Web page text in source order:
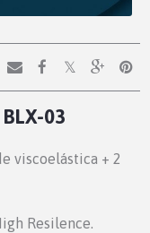
03
viscoelástica + 2
Resilence.